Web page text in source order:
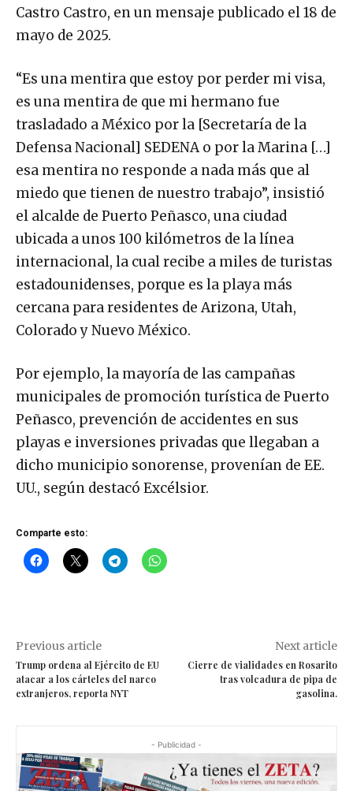
Castro Castro, en un mensaje publicado el 18 de
mayo de 2025.
“Es una mentira que estoy por perder mi visa,
es una mentira de que mi hermano fue
trasladado a México por la [Secretaría de la
Defensa Nacional] SEDENA o por la Marina […]
esa mentira no responde a nada más que al
miedo que tienen de nuestro trabajo”, insistió
el alcalde de Puerto Peñasco, una ciudad
ubicada a unos 100 kilómetros de la línea
internacional, la cual recibe a miles de turistas
estadounidenses, porque es la playa más
cercana para residentes de Arizona, Utah,
Colorado y Nuevo México.
Por ejemplo, la mayoría de las campañas
municipales de promoción turística de Puerto
Peñasco, prevención de accidentes en sus
playas e inversiones privadas que llegaban a
dicho municipio sonorense, provenían de EE.
UU., según destacó Excélsior.
Comparte esto:
Previous article
Trump ordena al Ejército de EU
atacar a los cárteles del narco
extranjeros, reporta NYT
Next article
Cierre de vialidades en Rosarito
tras volcadura de pipa de
gasolina.
- Publicidad -